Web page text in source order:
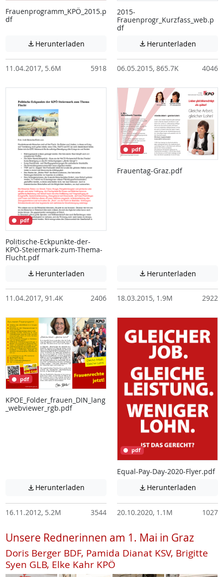
Frauenprogramm_KPÖ_2015.p
df
 Herunterladen Achtung: Diese Datei enthält unter
11.04.2017, 5.6M 5918
2015-
Frauenprogr_Kurzfass_web.p
df
 Herunterladen
06.05.2015, 865.7K 4046
pdf
Politische-Eckpunkte-der-
KPÖ-Steiermark-zum-Thema-
Flucht.pdf
 Herunterladen Achtung: Diese Datei enthält unter
11.04.2017, 91.4K 2406
pdf
Frauentag-Graz.pdf
 Herunterladen
18.03.2015, 1.9M 2922
pdf
KPOE_Folder_frauen_DIN_lang
_webviewer_rgb.pdf
 Herunterladen Achtung: Diese Datei enthält unter
16.11.2012, 5.2M 3544
pdf
Equal-Pay-Day-2020-Flyer.pdf
 Herunterladen
20.10.2020, 1.1M 1027
Unsere Rednerinnen am 1. Mai in Graz
Doris Berger BDF, Pamida Dianat KSV, Brigitte
Syen GLB, Elke Kahr KPÖ